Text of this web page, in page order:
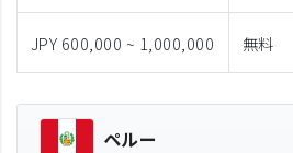
JPY 600,000 ~ 1,000,000 無料
ペルー